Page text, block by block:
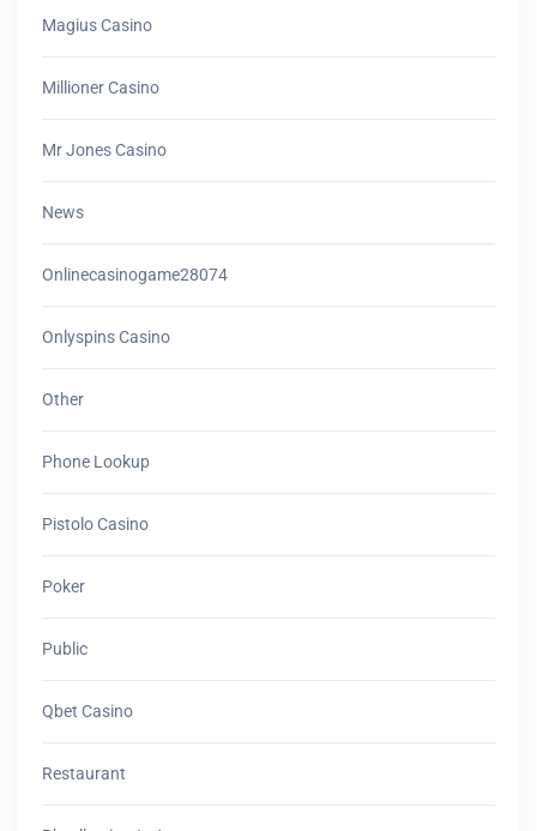
Magius Casino
Millioner Casino
Mr Jones Casino
News
Onlinecasinogame28074
Onlyspins Casino
Other
Phone Lookup
Pistolo Casino
Poker
Public
Qbet Casino
Restaurant